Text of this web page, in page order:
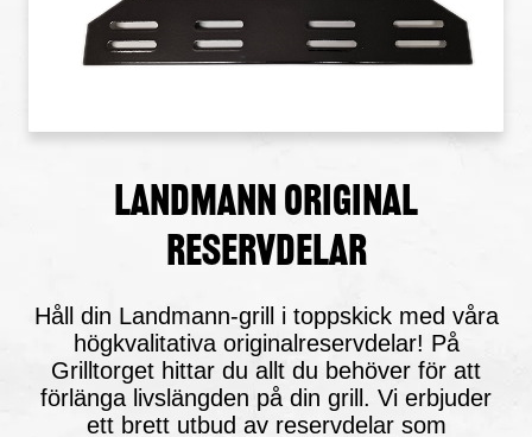
Landmann Original
reservdelar
Håll din Landmann-grill i toppskick med våra
högkvalitativa originalreservdelar! På
Grilltorget hittar du allt du behöver för att
förlänga livslängden på din grill. Vi erbjuder
ett brett utbud av reservdelar som